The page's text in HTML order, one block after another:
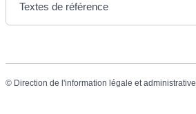
Textes de référence
© Direction de l'information légale et administrative